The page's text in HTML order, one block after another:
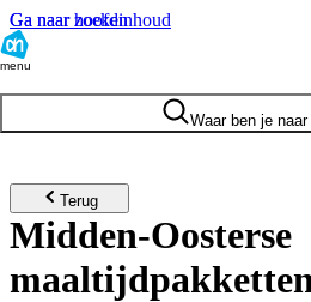
Ga naar hoofdinhoud
Ga naar zoeken
menu
Waar ben je
Terug
Midden-Oosterse